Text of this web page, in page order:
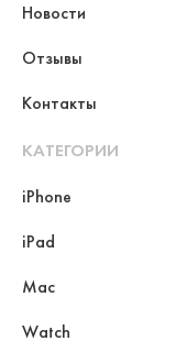
Новости
Отзывы
Контакты
КАТЕГОРИИ
iPhone
iPad
Mac
Watch